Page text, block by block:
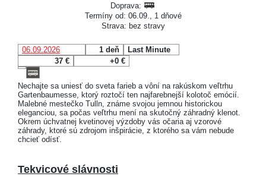
Doprava:
Termíny od: 06.09., 1 dňové
Strava: bez stravy
06.09.2026 1 deň
Last Minute
37 €
+0 €
Nechajte sa uniesť do sveta farieb a vôní na rakúskom veľtrhu
Gartenbaumesse, ktorý roztočí ten najfarebnejší kolotoč emócií.
Malebné mestečko Tulln, známe svojou jemnou historickou
eleganciou, sa počas veľtrhu mení na skutočný záhradný klenot.
Okrem úchvatnej kvetinovej výzdoby vás očaria aj vzorové
záhrady, ktoré sú zdrojom inšpirácie, z ktorého sa vám nebude
chcieť odísť.
Tekvicové slávnosti